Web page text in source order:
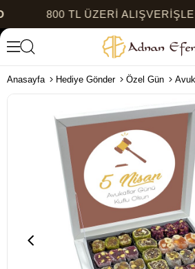
800 TL ÜZERİ ALIŞVERİŞLERDE
Anasayfa Hediye Gönder Özel Gün